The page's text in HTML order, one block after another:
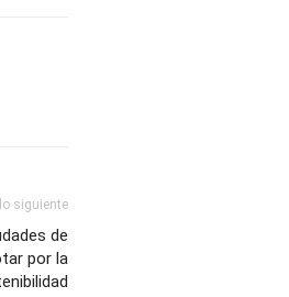
siguiente
de
por la